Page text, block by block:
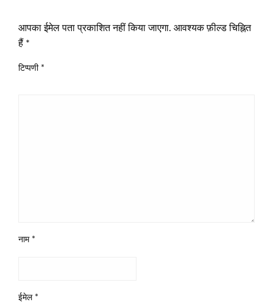
आपका ईमेल पता प्रकाशित नहीं किया जाएगा. आवश्यक फ़ील्ड चिह्नित
हैं *
टिप्पणी *
नाम *
ईमेल *